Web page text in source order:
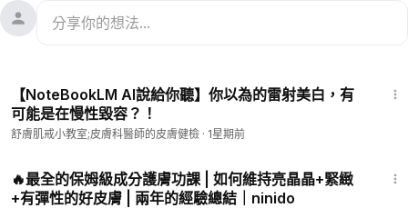
抗痘
##紅腫##脫皮
00:39林志青先生的護膚油
00:57現在是敏感肌的時代
01:14戒友的捷報
03:08嘴唇當然可以用
03:30觀念重申
【NoteBookLM AI說給你聽】你以為的雷射美白，有
可能是在慢性毀容？！
舒膚肌戒小教室;皮膚科醫師的皮膚健檢 · 1星期前
🔥最全的保姆級成分護膚功課 | 如何維持亮晶晶+緊緻
+有彈性的好皮膚 | 兩年的經驗總結｜ninido